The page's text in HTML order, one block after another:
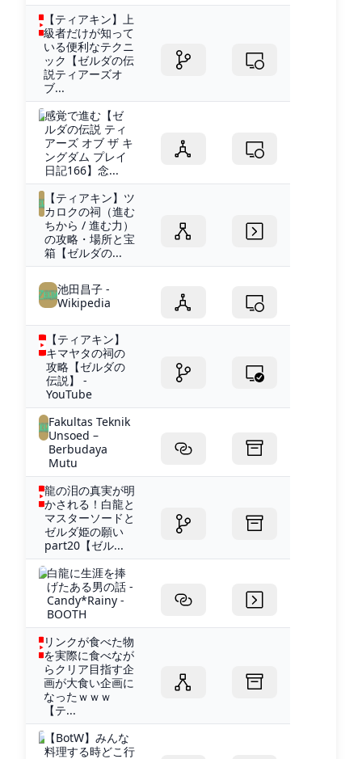
【ティアキン】上
級者だけが知って
いる便利なテクニ
ック【ゼルダの伝
説ティアーズオ
ブ...
感覚で進む【ゼ
ルダの伝説 ティ
アーズ オブ ザ キ
ングダム プレイ
日記166】念...
【ティアキン】ツ
カロクの祠（進む
ちから / 進む力）
の攻略・場所と宝
箱【ゼルダの...
池田昌子 -
Wikipedia
【ティアキン】
キマヤタの祠の
攻略【ゼルダの
伝説】 -
YouTube
Fakultas Teknik
Unsoed –
Berbudaya
Mutu
龍の泪の真実が明
かされる！白龍と
マスターソードと
ゼルダ姫の願い
part20【ゼル...
白龍に生涯を捧
げたある男の話 -
Candy*Rainy -
BOOTH
リンクが食べた物
を実際に食べなが
らクリア目指す企
画が大食い企画に
なったｗｗｗ
【テ...
【BotW】みんな
料理する時どこ行